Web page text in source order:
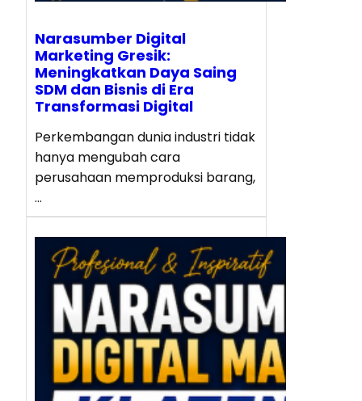
Narasumber Digital
Marketing Gresik:
Meningkatkan Daya Saing
SDM dan Bisnis di Era
Transformasi Digital
Perkembangan dunia industri tidak
hanya mengubah cara
perusahaan memproduksi barang,
…